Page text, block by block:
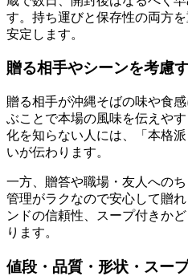
す。持ち運びと保存性の両方
安定します。
贈る相手やシーンを考慮
贈る相手が沖縄そばの味や食
ぶことで本場の風味を伝えや
化を知らない人には、「本格
いが伝わります。
一方、贈答や職場・友人への
管理がラクなので安心して贈
ンドの信頼性、スープ付きか
ります。
値段・品質・形状・スー